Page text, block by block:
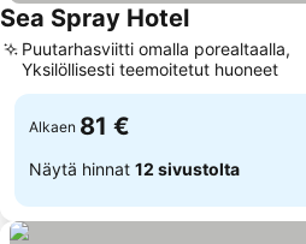
Sea Spray Hotel
Puutarhasviitti omalla porealtaalla,
Yksilöllisesti teemoitetut huoneet
Alkaen 81 €
Näytä hinnat 12 sivustolta